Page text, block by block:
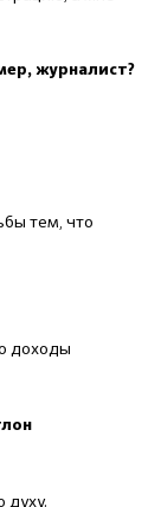
журналист?
тем, что
доходы
духу.